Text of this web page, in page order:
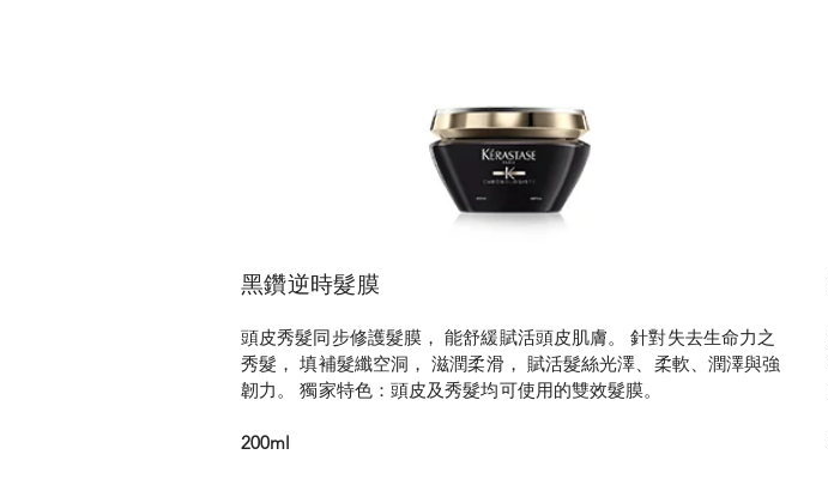
黑鑽逆時髮膜
頭皮秀髮同步修護髮膜， 能舒緩賦活頭皮肌膚。 針對失去生命力之
秀髮， 填補髮纖空洞， 滋潤柔滑， 賦活髮絲光澤、柔軟、潤澤與強
韌力。 獨家特色：頭皮及秀髮均可使用的雙效髮膜。
200ml